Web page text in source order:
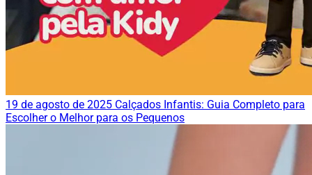
19 de agosto de 2025 Calçados Infantis: Guia Completo para
Escolher o Melhor para os Pequenos